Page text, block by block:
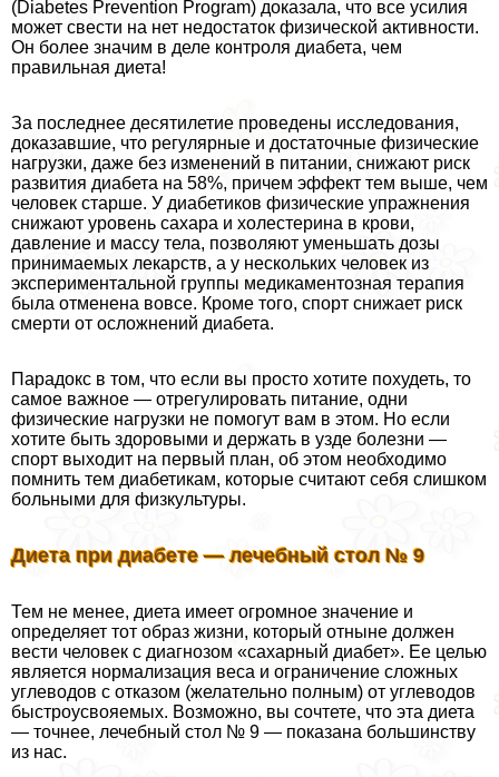
(Diabetes Prevention Program) доказала, что все усилия
может свести на нет недостаток физической активности.
Он более значим в деле контроля диабета, чем
правильная диета!
За последнее десятилетие проведены исследования,
доказавшие, что регулярные и достаточные физические
нагрузки, даже без изменений в питании, снижают риск
развития диабета на 58%, причем эффект тем выше, чем
человек старше. У диабетиков физические упражнения
снижают уровень сахара и холестерина в крови,
давление и массу тела, позволяют уменьшать дозы
принимаемых лекарств, а у нескольких человек из
экспериментальной группы медикаментозная терапия
была отменена вовсе. Кроме того, спорт снижает риск
cмepти от осложнений диабета.
Парадокс в том, что если вы просто хотите похудеть, то
самое важное — отрегулировать питание, одни
физические нагрузки не помогут вам в этом. Но если
хотите быть здоровыми и держать в узде болезни —
спорт выходит на первый план, об этом необходимо
помнить тем диабетикам, которые считают себя слишком
больными для физкультуры.
Диета при диабете — лечебный стол № 9
Тем не менее, диета имеет огромное значение и
определяет тот образ жизни, который отныне должен
вести человек с диагнозом «сахарный диабет». Ее целью
является нормализация веса и ограничение сложных
углеводов с отказом (желательно полным) от углеводов
быстроусвояемых. Возможно, вы сочтете, что эта диета
— точнее, лечебный стол № 9 — показана большинству
из нас.